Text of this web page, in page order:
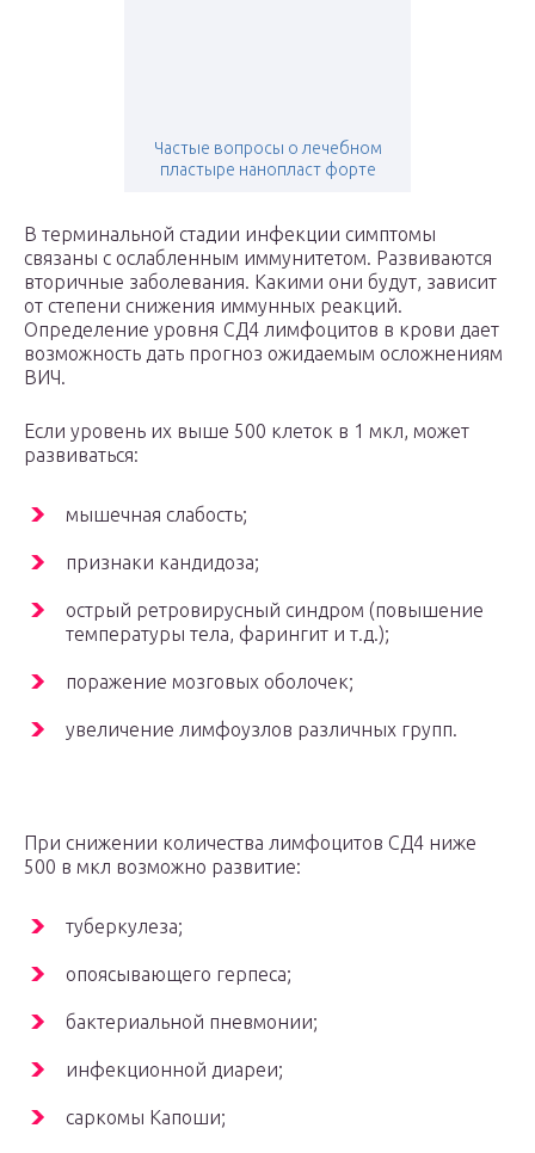
Частые вопросы о лечебном
пластыре нанопласт форте
В терминальной стадии инфекции симптомы
связаны с ослабленным иммунитетом. Развиваются
вторичные заболевания. Какими они будут, зависит
от степени снижения иммунных реакций.
Определение уровня СД4 лимфоцитов в крови дает
возможность дать прогноз ожидаемым осложнениям
ВИЧ.
Если уровень их выше 500 клеток в 1 мкл, может
развиваться:
мышечная слабость;
признаки кандидоза;
острый ретровирусный синдром (повышение
температуры тела, фарингит и т.д.);
поражение мозговых оболочек;
увеличение лимфоузлов различных групп.
При снижении количества лимфоцитов СД4 ниже
500 в мкл возможно развитие:
туберкулеза;
опоясывающего герпеса;
бактериальной пневмонии;
инфекционной диареи;
саркомы Капоши;